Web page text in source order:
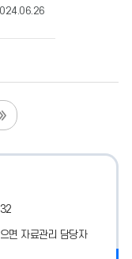
면 자료관리 담당자